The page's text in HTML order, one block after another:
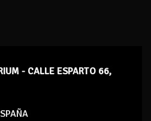
- CALLE ESPARTO 66,